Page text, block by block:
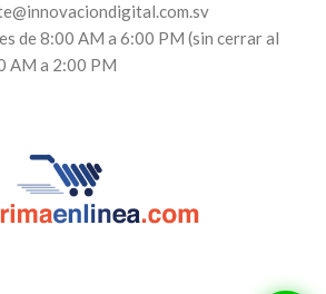
de 8:00 AM a 6:00 PM (sin cerrar al
AM a 2:00 PM